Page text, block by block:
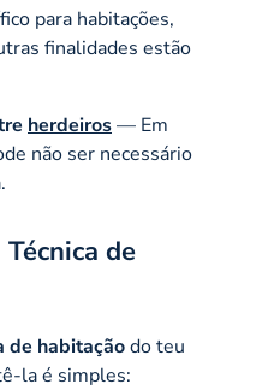
para habitações,
finalidades estão
herdeiros— Em
não ser necessário
de
de habitaçãodo teu
la é simples: